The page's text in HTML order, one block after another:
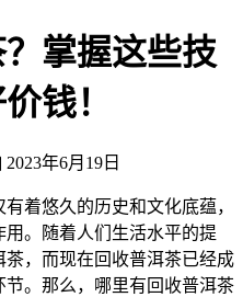
掌握这些技
钱！
2023年6月19日
着悠久的历史和文化底蕴，
。随着人们生活水平的提
茶，而现在回收普洱茶已经成
节。那么，哪里有回收普洱茶